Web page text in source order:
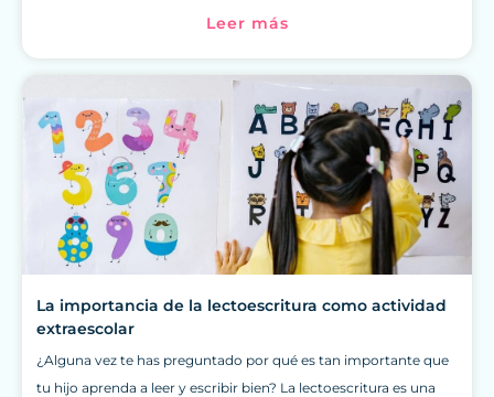
Leer más
La importancia de la lectoescritura como actividad
extraescolar
¿Alguna vez te has preguntado por qué es tan importante que
tu hijo aprenda a leer y escribir bien? La lectoescritura es una